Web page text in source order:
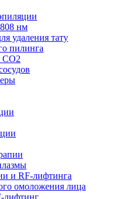
нм
удаления тату
пилинга
и RF-лифтинга
омоложения лица